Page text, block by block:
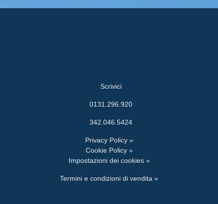
Scrivici
0131.296.920
342.046.5424
Privacy Policy »
Cookie Policy »
Impostazioni dei cookies »
Termini e condizioni di vendita »